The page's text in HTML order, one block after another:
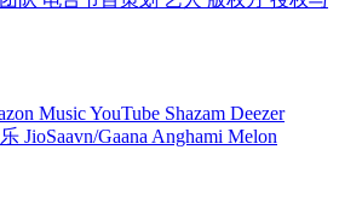
MusicYouTube Shazam Deezer
JioSaavn/Gaana Anghami Melon